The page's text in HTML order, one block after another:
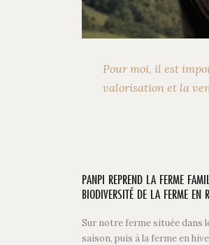
Pour moi, il est
valorisation et la
PANPI REPREND LA FERME
BIODIVERSITÉ DE LA FERME EN
Sur notre ferme située dans
saison, puis à la ferme en